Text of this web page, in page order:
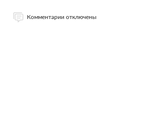
Комментарии отключены